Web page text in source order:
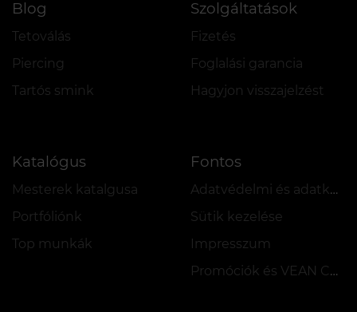
Blog
Tetoválás
Piercing
Tartós smink
Szolgáltatások
Fizetés
Foglalási garancia
Hagyjon visszajelzést
Katalógus
Mesterek katalgusa
Portfóliónk
Top munkák
Fontos
Adatvédelmi és adatkezelési szabályzat
Sütik kezelése
Impresszum
Promóciók és VEAN COINS szabályzata